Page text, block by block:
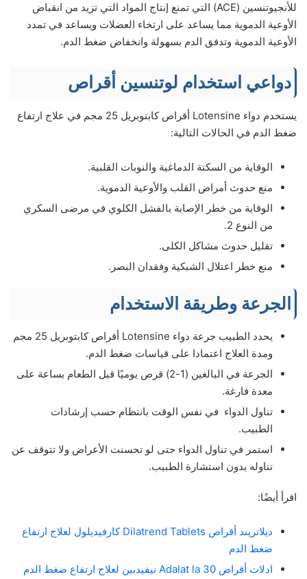
للأنجيوتنسين (ACE) التي تمنع إنتاج المواد التي تزيد من انقباض
الأوعية الدموية مما يساعد على ارتخاء العضلات ويساعد في تمدد
الأوعية الدموية وتدفق الدم بسهولة وانخفاض ضغط الدم.
دواعي استخدام لوتنسين أقراص
يستخدم دواء Lotensine أقراص كابتوبريل 25 مجم في علاج ارتفاع
ضغط الدم في الحالات التالية:
الوقاية من السكتة الدماغية والنوبات القلبية.
منع حدوث أمراض القلب والأوعية الدموية.
الوقاية من خطر الإصابة بالفشل الكلوي في مرضى السكري
من النوع 2.
تقليل حدوث مشاكل الكلى.
منع خطر اعتلال الشبكية وفقدان البصر.
الجرعة وطريقة الاستخدام
يحدد الطبيب جرعة دواء Lotensine أقراص كابتوبريل 25 مجم
ومدة العلاج اعتمادا على قياسات ضغط الدم.
الجرعة في البالغين (1-2) قرص يوميًا قبل الطعام بساعة على
معدة فارغة.
تناول الدواء في نفس الوقت بانتظام حسب إرشادات
الطبيب.
استمر في تناول الدواء حتى لو تحسنت الأعراض ولا تتوقف عن
تناوله بدون استشارة الطبيب.
اقرأ أيضًا:
ديلاتريند أقراص Dilatrend Tablets كارفيديلول لعلاج ارتفاع
ضغط الدم
ادلات أقراص 30 Adalat la نيفيدبين لعلاج ارتفاع ضغط الدم